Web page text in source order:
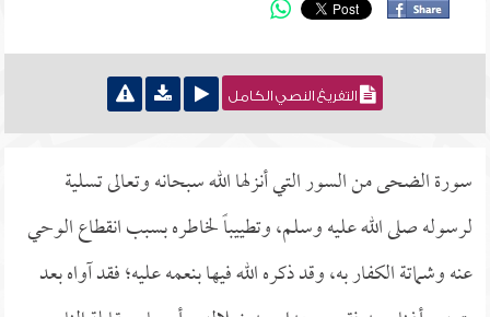
التفريغ النصي الكامل
سورة الضحى من السور التي أنزلها الله سبحانه وتعالى تسلية
لرسوله صلى الله عليه وسلم، وتطييباً لخاطره بسبب انقطاع الوحي
عنه وشماتة الكفار به، وقد ذكره الله فيها بنعمه عليه؛ فقد آواه بعد